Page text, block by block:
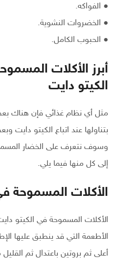
● الفواكه.
● الخضروات النشوية.
● الحبوب الكامل.
أبرز الأكلات
الكيتو دايت
مثل أي نظام غذائي فإن هناك
بتناولها عند اتباع الكيتو دايت
وسوف نتعرف على الخضار
إلى كل منها فيما يلي.
الأكلات المسموحة
الأكلات المسموحة في الكيتو
الأطعمة التي قد ينطبق عليها
أعلى ثم بروتين باعتدال ثم